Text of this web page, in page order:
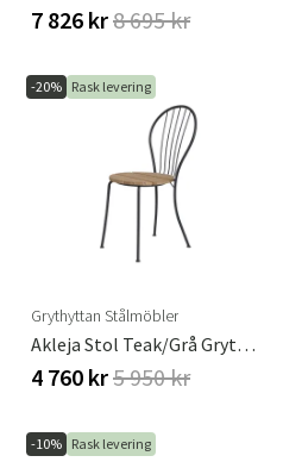
7 826 kr8 695 kr
-20% Rask levering
Grythyttan Stålmöbler
Akleja Stol Teak/grå Grythyttan
4 760 kr5 950 kr
-10% Rask levering